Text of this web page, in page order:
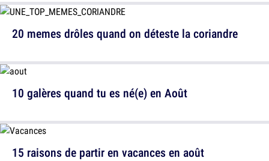
10 galères quand tu es né(e) en Août
20 memes drôles quand on déteste la coriandre
15 raisons de partir en vacances en août